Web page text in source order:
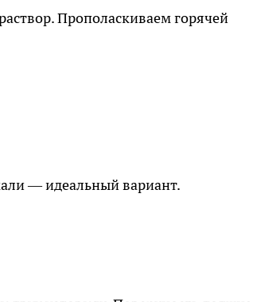
Прополаскиваем горячей
— идеальный вариант.